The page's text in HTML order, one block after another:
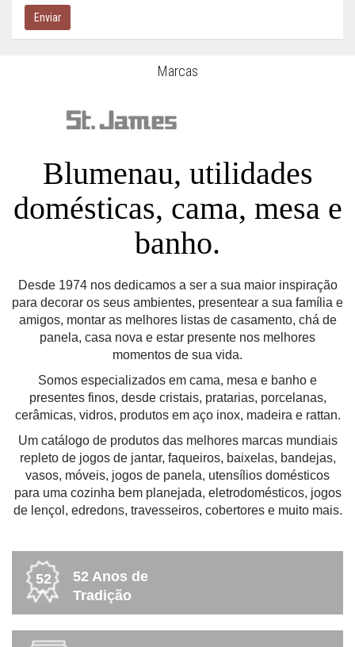
Enviar
Marcas
Blumenau, utilidades
domésticas, cama, mesa e
banho.
Desde 1974 nos dedicamos a ser a sua maior inspiração
para decorar os seus ambientes, presentear a sua família e
amigos, montar as melhores listas de casamento, chá de
panela, casa nova e estar presente nos melhores
momentos de sua vida.
Somos especializados em cama, mesa e banho e
presentes finos, desde cristais, pratarias, porcelanas,
cerâmicas, vidros, produtos em aço inox, madeira e rattan.
Um catálogo de produtos das melhores marcas mundiais
repleto de jogos de jantar, faqueiros, baixelas, bandejas,
vasos, móveis, jogos de panela, utensílios domésticos
para uma cozinha bem planejada, eletrodomésticos, jogos
de lençol, edredons, travesseiros, cobertores e muito mais.
52
52 Anos de
Tradição